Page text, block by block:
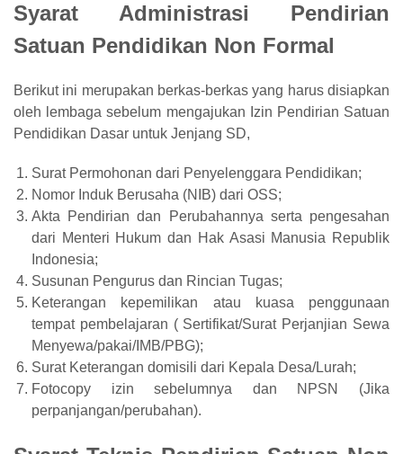
Syarat Administrasi Pendirian
Satuan Pendidikan Non Formal
Berikut ini merupakan berkas-berkas yang harus disiapkan
oleh lembaga sebelum mengajukan Izin Pendirian Satuan
Pendidikan Dasar untuk Jenjang SD,
Surat Permohonan dari Penyelenggara Pendidikan;
Nomor Induk Berusaha (NIB) dari OSS;
Akta Pendirian dan Perubahannya serta pengesahan
dari Menteri Hukum dan Hak Asasi Manusia Republik
Indonesia;
Susunan Pengurus dan Rincian Tugas;
Keterangan kepemilikan atau kuasa penggunaan
tempat pembelajaran ( Sertifikat/Surat Perjanjian Sewa
Menyewa/pakai/IMB/PBG);
Surat Keterangan domisili dari Kepala Desa/Lurah;
Fotocopy izin sebelumnya dan NPSN (Jika
perpanjangan/perubahan).